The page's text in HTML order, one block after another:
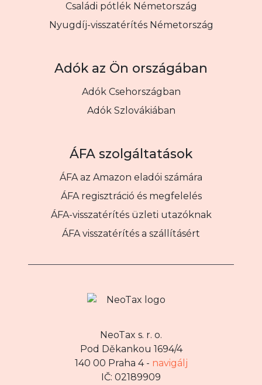
Családi pótlék Németország
Nyugdíj-visszatérítés Németország
Adók az Ön országában
Adók Csehországban
Adók Szlovákiában
ÁFA szolgáltatások
ÁFA az Amazon eladói számára
ÁFA regisztráció és megfelelés
ÁFA-visszatérítés üzleti utazóknak
ÁFA visszatérítés a szállításért
NeoTax s. r. o.
Pod Děkankou 1694/4
140 00 Praha 4 - navigálj
IČ: 02189909